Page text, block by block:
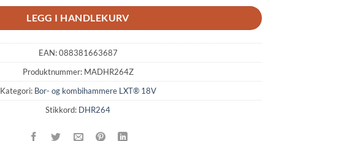
LEGG I HANDLEKURV
EAN:088381663687
Produktnummer: MADHR264Z
Kategori: Bor- og kombihammere LXT® 18V
Stikkord: DHR264